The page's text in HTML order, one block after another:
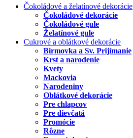
Čokoládové a želatínové dekorácie
Čokoládové dekorácie
Čokoládové gule
Želatínové gule
Cukrové a oblátkové dekorácie
Birmovka a Sv. Prijímanie
Krst a narodenie
Kvety
Mackovia
Narodeniny
Oblátkové dekorácie
Pre chlapcov
Pre dievčatá
Promócie
Rôzne